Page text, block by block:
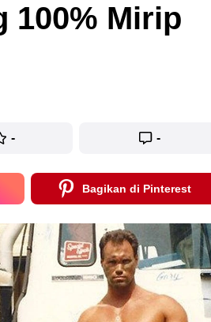
100% Mirip
- -
Bagikan di Pinterest